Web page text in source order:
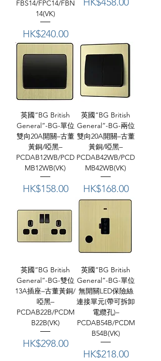
FBS14/FPC14/FBN
14(VK)
價格
HK$240.00
英國“BG British
General”-BG-單位
雙向20A開關–古董
黃銅/啞黑–
PCDAB12WB/PCD
MB12WB(VK)
價格
HK$158.00
英國“BG British
General”-BG-兩位
雙向20A開關–古董
黃銅/啞黑–
PCDAB42WB/PCD
MB42WB(VK)
價格
HK$168.00
英國“BG British
General”-BG-雙位
13A插座–古董黃銅/
啞黑–
PCDAB22B/PCDM
B22B(VK)
價格
HK$298.00
英國“BG British
General”-BG-單位
無開關LED保險絲
連接單元(帶可拆卸
電纜孔)–
PCDAB54B/PCDM
B54B(VK)
價格
HK$218.00